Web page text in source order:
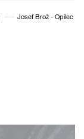
Josef Brož - Opilec